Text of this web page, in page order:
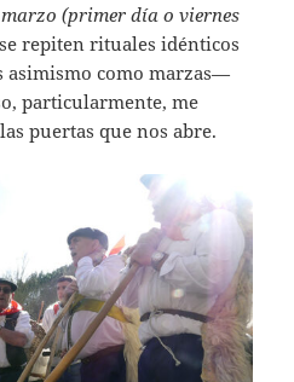
(primer día o viernes
repiten rituales idénticos
como marzas—
particularmente, me
puertas que nos abre.